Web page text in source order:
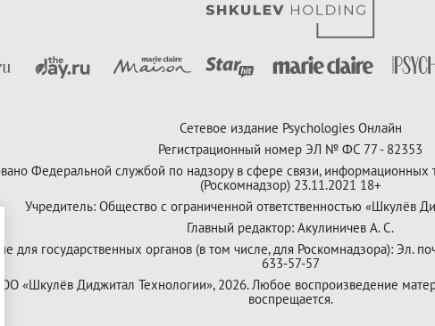
Сетевое издание Psychologies Онлайн
Регистрационный номер ЭЛ № ФС 77 - 82353
Федеральной службой по надзору в сфере связи,
(Роскомнадзор) 23.11.2021 18+
Учредитель: Общество с ограниченной ответственностью «Шкулёв
Главный редактор: Акулиничев А. С.
для государственных органов (в том числе, для Роскомнадзора): Эл.
633-57-57
«Шкулёв Диджитал Технологии», 2026. Любое воспроизведение
воспрещается.